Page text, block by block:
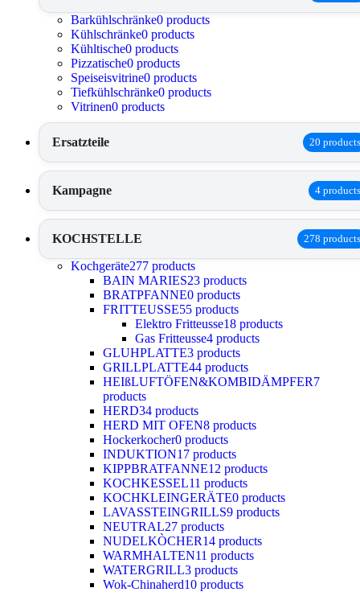
Barkühlschränke0 products
Kühlschränke0 products
Kühltische0 products
Pizzatische0 products
Speiseisvitrine0 products
Tiefkühlschränke0 products
Vitrinen0 products
Ersatzteile 20 products
Kampagne 4 products
KOCHSTELLE 278 products
Kochgeräte277 products
BAIN MARIES23 products
BRATPFANNE0 products
FRITTEUSSE55 products
Elektro Fritteusse18 products
Gas Fritteusse4 products
GLUHPLATTE3 products
GRILLPLATTE44 products
HEIßLUFTÖFEN&KOMBIDÄMPFER7
products
HERD34 products
HERD MIT OFEN8 products
Hockerkocher0 products
INDUKTION17 products
KIPPBRATFANNE12 products
KOCHKESSEL11 products
KOCHKLEINGERÄTE0 products
LAVASSTEINGRILLS9 products
NEUTRAL27 products
NUDELKÒCHER14 products
WARMHALTEN11 products
WATERGRILL3 products
Wok-Chinaherd10 products